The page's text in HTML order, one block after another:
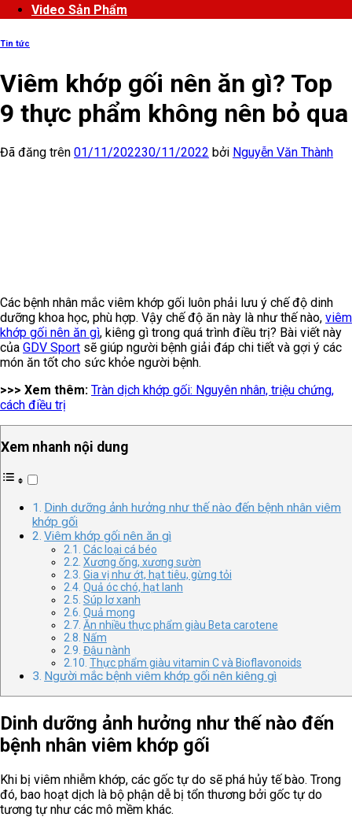
Video Sản Phẩm
Tin tức
Viêm khớp gối nên ăn gì? Top
9 thực phẩm không nên bỏ qua
Đã đăng trên 01/11/202230/11/2022 bởi Nguyễn Văn Thành
Các bệnh nhân mắc viêm khớp gối luôn phải lưu ý chế độ dinh
dưỡng khoa học, phù hợp. Vậy chế độ ăn này là như thế nào, viêm
khớp gối nên ăn gì, kiêng gì trong quá trình điều trị? Bài viết này
của GDV Sport sẽ giúp người bệnh giải đáp chi tiết và gợi ý các
món ăn tốt cho sức khỏe người bệnh.
>>> Xem thêm: Tràn dịch khớp gối: Nguyên nhân, triệu chứng,
cách điều trị
Xem nhanh nội dung
Dinh dưỡng ảnh hưởng như thế nào đến bệnh nhân viêm
khớp gối
Viêm khớp gối nên ăn gì
Các loại cá béo
Xương ống, xương sườn
Gia vị như ớt, hạt tiêu, gừng tỏi
Quả óc chó, hạt lanh
Súp lơ xanh
Quả mọng
Ăn nhiều thực phẩm giàu Beta carotene
Nấm
Đậu nành
Thực phẩm giàu vitamin C và Bioflavonoids
Người mắc bệnh viêm khớp gối nên kiêng gì
Dinh dưỡng ảnh hưởng như thế nào đến
bệnh nhân viêm khớp gối
Khi bị viêm nhiễm khớp, các gốc tự do sẽ phá hủy tế bào. Trong
đó, bao hoạt dịch là bộ phận dễ bị tổn thương bởi gốc tự do
tương tự như các mô mềm khác.